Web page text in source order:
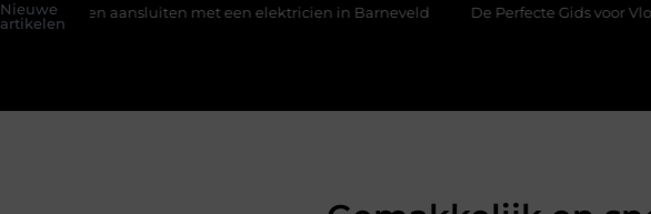
Nieuwe
artikelen
aansluiten met een elektricien in Barneveld De Perfecte Gids voor